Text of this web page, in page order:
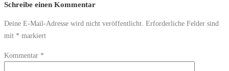
Schreibe einen Kommentar
Deine E-Mail-Adresse wird nicht veröffentlicht. Erforderliche Felder sind
mit * markiert
Kommentar *